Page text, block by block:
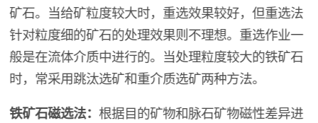
矿石。当给矿粒度较大时，重选效果较好，但重选法
针对粒度细的矿石的处理效果则不理想。重选作业一
般是在流体介质中进行的。当处理粒度较大的铁矿石
时，常采用跳汰选矿和重介质选矿两种方法。
铁矿石磁选法：根据目的矿物和脉石矿物磁性差异进